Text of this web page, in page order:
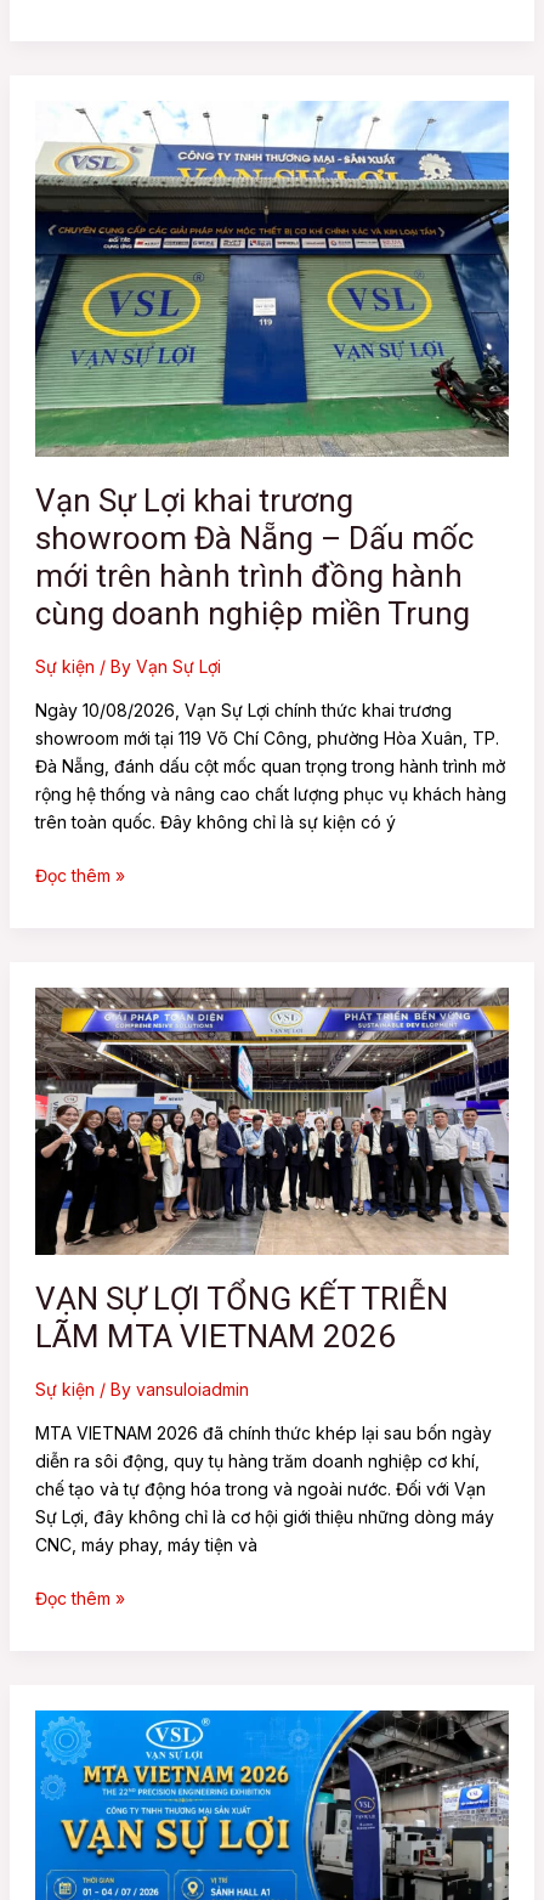
Vạn Sự Lợi khai trương
showroom Đà Nẵng – Dấu mốc
mới trên hành trình đồng hành
cùng doanh nghiệp miền Trung
Sự kiện / By Vạn Sự Lợi
Ngày 10/08/2026, Vạn Sự Lợi chính thức khai trương
showroom mới tại 119 Võ Chí Công, phường Hòa Xuân, TP.
Đà Nẵng, đánh dấu cột mốc quan trọng trong hành trình mở
rộng hệ thống và nâng cao chất lượng phục vụ khách hàng
trên toàn quốc. Đây không chỉ là sự kiện có ý
Sự
Lợi
khai
trương
showroom
Đà
Nẵng
–
Dấu
mốc
mới
trên
trình
đồng
hành
cùng
doanh
miền
Trung
Đọc thêm »
VẠN SỰ LỢI TỔNG KẾT TRIỄN
LÃM MTA VIETNAM 2026
Sự kiện / By vansuloiadmin
MTA VIETNAM 2026 đã chính thức khép lại sau bốn ngày
diễn ra sôi động, quy tụ hàng trăm doanh nghiệp cơ khí,
chế tạo và tự động hóa trong và ngoài nước. Đối với Vạn
Sự Lợi, đây không chỉ là cơ hội giới thiệu những dòng máy
CNC, máy phay, máy tiện và
VẠN
SỰ
LỢI
TỔNG
KẾT
TRIỄN
LÃM
MTA
VIETNAM
2026
Đọc thêm »
Vạn
Sự
Lợi
Chính
Thức
Gia